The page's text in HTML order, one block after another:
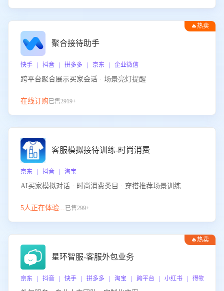
🔥热卖
聚合接待助手
快手 | 抖音 | 拼多多 | 京东 | 企业微信
跨平台聚合展示买家会话 · 场景亮灯提醒
在线订购已售2919+
客服模拟接待训练-时尚消费
京东 | 抖音 | 淘宝
AI买家模拟对话 · 时尚消费类目 · 穿搭推荐场景训练
5人正在体验...已售299+
🔥热卖
星环智服-客服外包业务
京东 | 抖音 | 快手 | 拼多多 | 淘宝 | 跨平台 | 小红书 | 得物 | 企